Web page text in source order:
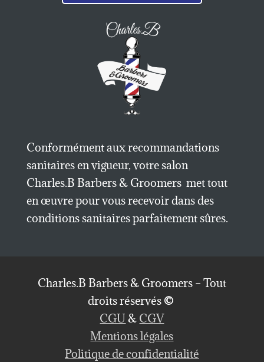
Conformément aux recommandations
sanitaires en vigueur, votre salon
Charles.B Barbers & Groomers met tout
en œuvre pour vous recevoir dans des
conditions sanitaires parfaitement sûres.
Charles.B Barbers & Groomers – Tout
droits réservés ©
CGU & CGV
Mentions légales
Politique de confidentialité